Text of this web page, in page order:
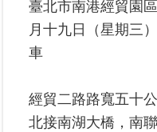
辦
業
者
區
臺北市南港經貿園
月十九日（星期三
車
經貿二路路寬五十
北接南湖大橋，南